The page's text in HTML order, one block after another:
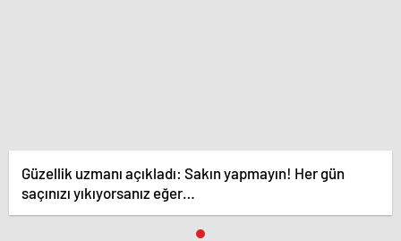
Güzellik uzmanı açıkladı: Sakın yapmayın! Her gün
saçınızı yıkıyorsanız eğer…